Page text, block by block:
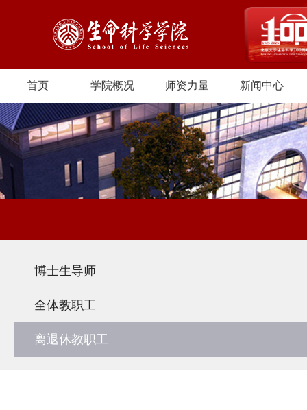
首页 学院概况 师资力量 新闻中心
博士生导师
全体教职工
离退休教职工